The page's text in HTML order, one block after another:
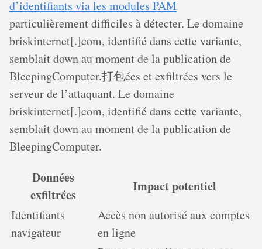
d’identifiants via les modules PAM
particulièrement difficiles à détecter. Le domaine
briskinternet[.]com, identifié dans cette variante,
semblait down au moment de la publication de
BleepingComputer.打包ées et exfiltrées vers le
serveur de l’attaquant. Le domaine
briskinternet[.]com, identifié dans cette variante,
semblait down au moment de la publication de
BleepingComputer.
Données
exfiltrées
Impact potentiel
Identifiants
navigateur
Accès non autorisé aux comptes
en ligne